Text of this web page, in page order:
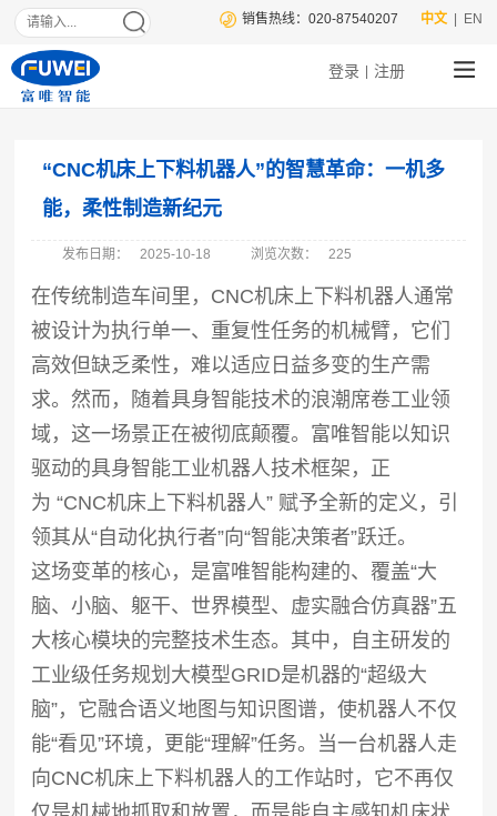
| EN
中文
销售热线：020-87540207
登录 注册
“CNC机床上下料机器人”的智慧革命：一机多
能，柔性制造新纪元
发布日期： 2025-10-18 浏览次数： 225
在传统制造车间里，CNC机床上下料机器人通常
被设计为执行单一、重复性任务的机械臂，它们
高效但缺乏柔性，难以适应日益多变的生产需
求。然而，随着具身智能技术的浪潮席卷工业领
域，这一场景正在被彻底颠覆。富唯智能以知识
驱动的具身智能工业机器人技术框架，正
为 “CNC机床上下料机器人” 赋予全新的定义，引
领其从“自动化执行者”向“智能决策者”跃迁。
这场变革的核心，是富唯智能构建的、覆盖“大
脑、小脑、躯干、世界模型、虚实融合仿真器”五
大核心模块的完整技术生态。其中，自主研发的
工业级任务规划大模型GRID是机器的“超级大
脑”，它融合语义地图与知识图谱，使机器人不仅
能“看见”环境，更能“理解”任务。当一台机器人走
向CNC机床上下料机器人的工作站时，它不再仅